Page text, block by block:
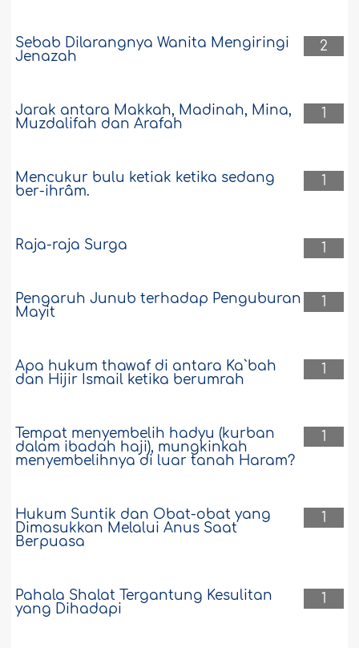
2
Sebab Dilarangnya Wanita Mengiringi
Jenazah
1
Jarak antara Makkah, Madinah, Mina,
Muzdalifah dan Arafah
1
Mencukur bulu ketiak ketika sedang
ber-ihrâm.
1
Raja-raja Surga
1
Pengaruh Junub terhadap Penguburan
Mayit
1
Apa hukum thawaf di antara Ka`bah
dan Hijir Ismail ketika berumrah
1
Tempat menyembelih hadyu (kurban
dalam ibadah haji), mungkinkah
menyembelihnya di luar tanah Haram?
1
Hukum Suntik dan Obat-obat yang
Dimasukkan Melalui Anus Saat
Berpuasa
1
Pahala Shalat Tergantung Kesulitan
yang Dihadapi